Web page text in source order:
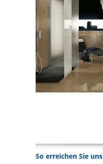
So erreichen Sie uns